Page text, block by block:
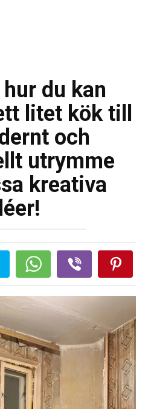
du kan
litet kök till
och
utrymme
kreativa